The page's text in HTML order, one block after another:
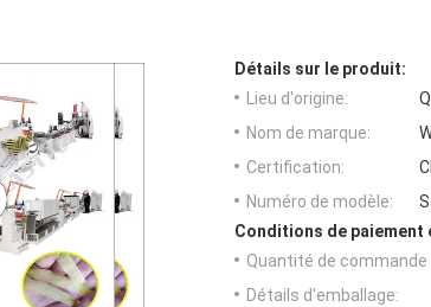
Détails sur le produit:
Lieu d'origine:
Nom de marque:
Certification:
Numéro de modèle:
Conditions de paiement
Quantité de commande
Détails d'emballage: